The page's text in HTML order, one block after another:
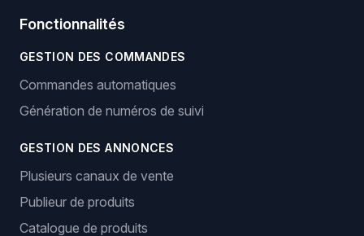
Fonctionnalités
GESTION DES COMMANDES
Commandes automatiques
Génération de numéros de suivi
GESTION DES ANNONCES
Plusieurs canaux de vente
Publieur de produits
Catalogue de produits